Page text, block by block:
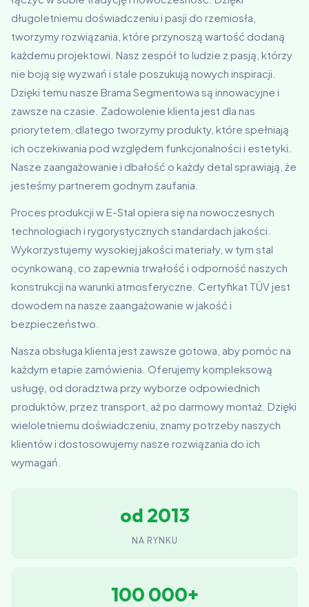
długoletniemu doświadczeniu i pasji do rzemiosła,
tworzymy rozwiązania, które przynoszą wartość dodaną
każdemu projektowi. Nasz zespół to ludzie z pasją, którzy
nie boją się wyzwań i stale poszukują nowych inspiracji.
Dzięki temu nasze Brama Segmentowa są innowacyjne i
zawsze na czasie. Zadowolenie klienta jest dla nas
priorytetem, dlatego tworzymy produkty, które spełniają
ich oczekiwania pod względem funkcjonalności i estetyki.
Nasze zaangażowanie i dbałość o każdy detal sprawiają, że
jesteśmy partnerem godnym zaufania.
Proces produkcji w E-Stal opiera się na nowoczesnych
technologiach i rygorystycznych standardach jakości.
Wykorzystujemy wysokiej jakości materiały, w tym stal
ocynkowaną, co zapewnia trwałość i odporność naszych
konstrukcji na warunki atmosferyczne. Certyfikat TÜV jest
dowodem na nasze zaangażowanie w jakość i
bezpieczeństwo.
Nasza obsługa klienta jest zawsze gotowa, aby pomóc na
każdym etapie zamówienia. Oferujemy kompleksową
usługę, od doradztwa przy wyborze odpowiednich
produktów, przez transport, aż po darmowy montaż. Dzięki
wieloletniemu doświadczeniu, znamy potrzeby naszych
klientów i dostosowujemy nasze rozwiązania do ich
wymagań.
od 2013
NA RYNKU
100 000+